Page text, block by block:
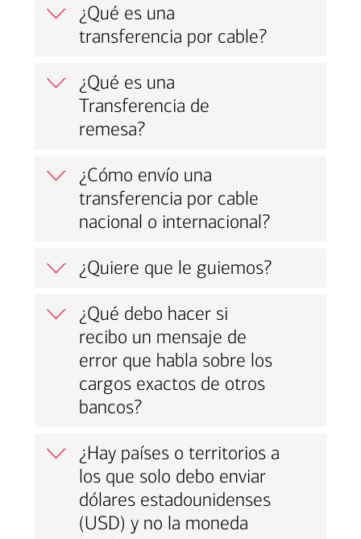
¿Qué es una
transferencia por cable?
¿Qué es una
Transferencia de
remesa?
¿Cómo envío una
transferencia por cable
nacional o internacional?
¿Quiere que le guiemos?
¿Qué debo hacer si
recibo un mensaje de
error que habla sobre los
cargos exactos de otros
bancos?
¿Hay países o territorios a
los que solo debo enviar
dólares estadounidenses
(USD) y no la moneda